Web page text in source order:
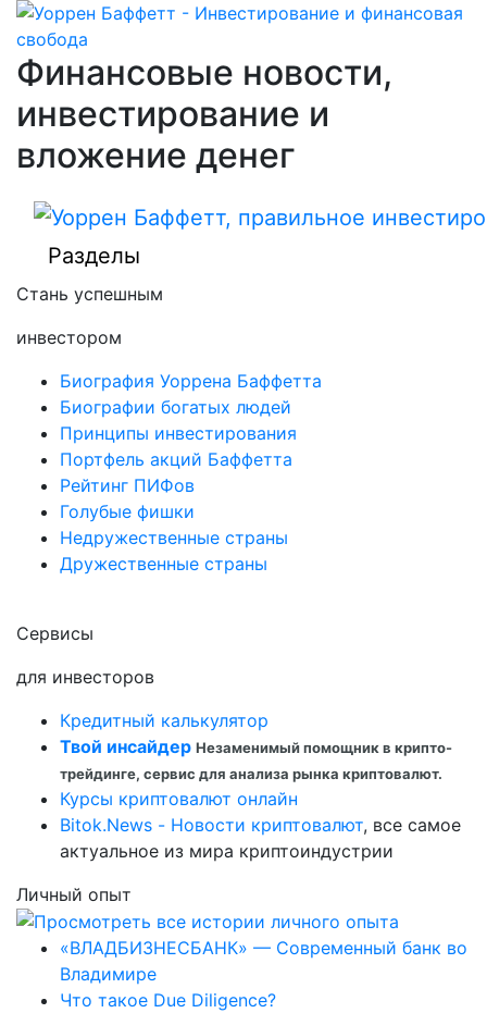
Финансовые новости,
инвестирование и
вложение денег
Разделы
Стань успешным
инвестором
Биография Уоррена Баффетта
Биографии богатых людей
Принципы инвестирования
Портфель акций Баффетта
Рейтинг ПИФов
Голубые фишки
Недружественные страны
Дружественные страны
Сервисы
для инвесторов
Кредитный калькулятор
Твой инсайдер Незаменимый помощник в крипто-
трейдинге, сервис для анализа рынка криптовалют.
Курсы криптовалют онлайн
Bitok.News - Новости криптовалют, все самое
актуальное из мира криптоиндустрии
Личный опыт
«ВЛАДБИЗНЕСБАНК» — Современный банк во
Владимире
Что такое Due Diligence?